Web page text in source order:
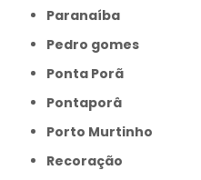
Paranaíba
Pedro gomes
Ponta Porã
Pontaporâ
Porto Murtinho
Recoração